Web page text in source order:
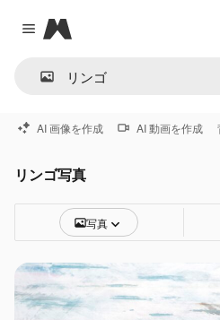
Close menu
Magnific
AI 画像を作成 AI 動画を作成
リンゴ写真
写真